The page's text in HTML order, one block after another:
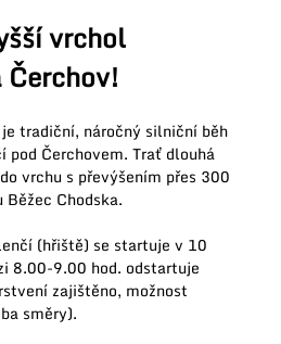
vrchol
Čerchov!
tradiční, náročný silniční běh
pod Čerchovem. Trať dlouhá
vrchu s převýšením přes 300
Chodska.
(hřiště) se startuje v 10
8.00-9.00 hod. odstartuje
zajištěno, možnost
směry).